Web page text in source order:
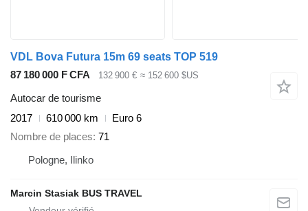
VDL Bova Futura 15m 69 seats TOP 519
87 180 000 F CFA
132 900 € ≈ 152 600 $US
Autocar de tourisme
2017
610 000 km
Euro 6
Nombre de places 71
Pologne, Ilinko
Marcin Stasiak BUS TRAVEL